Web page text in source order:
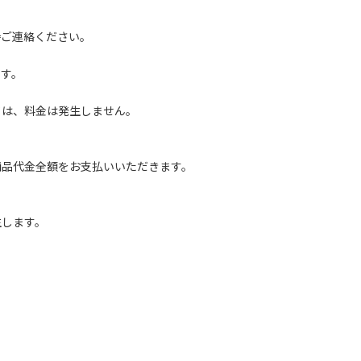
連絡ください。
。
、料金は発生しません。
代金全額をお支払いいただきます。
ます。